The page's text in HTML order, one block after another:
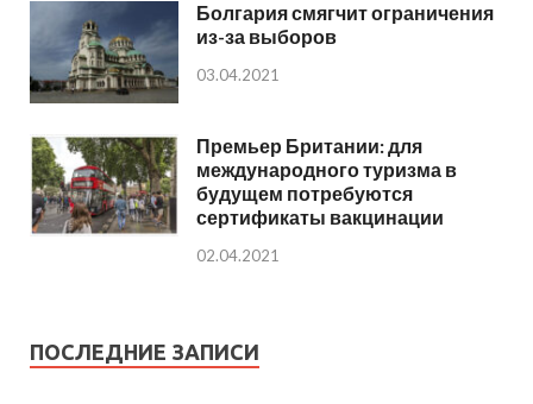
Болгария смягчит ограничения
из-за выборов
03.04.2021
Премьер Британии: для
международного туризма в
будущем потребуются
сертификаты вакцинации
02.04.2021
ПОСЛЕДНИЕ ЗАПИСИ